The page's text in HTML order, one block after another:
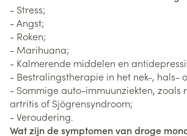
- Stress;
- Angst;
- Roken;
- Marihuana;
- Kalmerende middelen en
- Bestralingstherapie in het nek-, hals-
- Sommige auto-immuunziekten, zoals
artritis of Sjögrensyndroom;
- Veroudering.
Wat zijn de symptomen van droge